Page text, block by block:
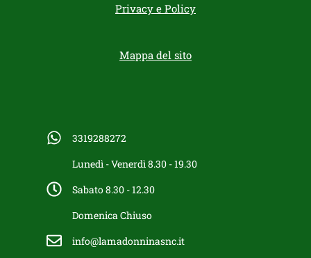
Privacy e Policy
Mappa del sito
3319288272
Lunedì - Venerdì 8.30 - 19.30
Sabato 8.30 - 12.30
Domenica Chiuso
info@lamadonninasnc.it